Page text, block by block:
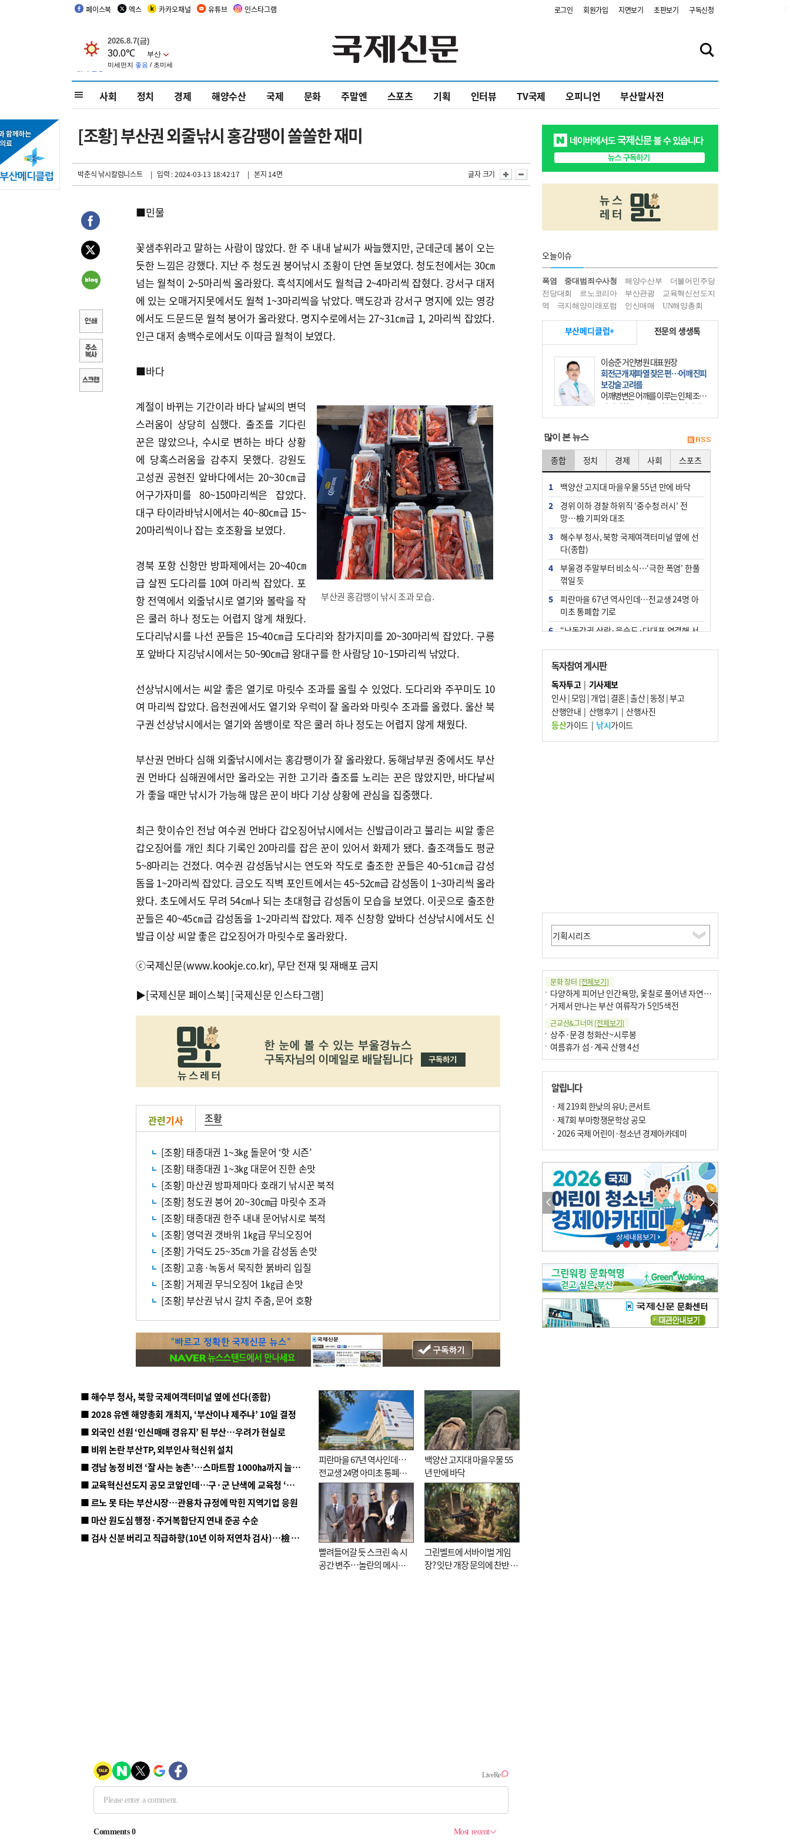
페이스북 엑스 카카오채널 유튜브 인스타그램 로그인 회원가입 지면보기 초판보기 구독신청
사회 정치 경제 해양수산 국제 문화 주말엔 스포츠 기획 인터뷰 TV국제 오피니언 부산말사전
[조황] 부산권 외줄낚시 홍감팽이 쏠쏠한 재미
박춘식 낚시칼럼니스트 | 입력 : 2024-03-13 18:42:17 | 본지 14면 글자 크기
■민물
꽃샘추위라고 말하는 사람이 많았다. 한 주 내내 날씨가 싸늘했지만, 군데군데 봄이 오는
듯한 느낌은 강했다. 지난 주 청도권 붕어낚시 조황이 단연 돋보였다. 청도천에서는 30㎝
넘는 월척이 2~5마리씩 올라왔다. 흑석지에서도 월척급 2~4마리씩 잡혔다. 강서구 대저
에 있는 오매거지못에서도 월척 1~3마리씩을 낚았다. 맥도강과 강서구 명지에 있는 영강
에서도 드문드문 월척 붕어가 올라왔다. 명지수로에서는 27~31㎝급 1, 2마리씩 잡았다.
인근 대저 송백수로에서도 이따금 월척이 보였다.
■바다
부산권 홍감팽이 낚시 조과 모습.
계절이 바뀌는 기간이라 바다 날씨의 변덕
스러움이 상당히 심했다. 출조를 기다린
꾼은 많았으나, 수시로 변하는 바다 상황
에 당혹스러움을 감추지 못했다. 강원도
고성권 공현진 앞바다에서는 20~30㎝급
어구가자미를 80~150마리씩은 잡았다.
대구 타이라바낚시에서는 40~80㎝급 15~
20마리씩이나 잡는 호조황을 보였다.
경북 포항 신항만 방파제에서는 20~40㎝
급 살찐 도다리를 10여 마리씩 잡았다. 포
항 전역에서 외줄낚시로 열기와 볼락을 작
은 쿨러 하나 정도는 어렵지 않게 채웠다.
도다리낚시를 나선 꾼들은 15~40㎝급 도다리와 참가지미를 20~30마리씩 잡았다. 구룡
포 앞바다 지깅낚시에서는 50~90㎝급 왕대구를 한 사람당 10~15마리씩 낚았다.
선상낚시에서는 씨알 좋은 열기로 마릿수 조과를 올릴 수 있었다. 도다리와 주꾸미도 10
여 마리씩 잡았다. 읍천권에서도 열기와 우럭이 잘 올라와 마릿수 조과를 올렸다. 울산 북
구권 선상낚시에서는 열기와 쏨뱅이로 작은 쿨러 하나 정도는 어렵지 않게 채웠다.
부산권 먼바다 심해 외줄낚시에서는 홍감팽이가 잘 올라왔다. 동해남부권 중에서도 부산
권 먼바다 심해권에서만 올라오는 귀한 고기라 출조를 노리는 꾼은 많았지만, 바다날씨
가 좋을 때만 낚시가 가능해 많은 꾼이 바다 기상 상황에 관심을 집중했다.
최근 핫이슈인 전남 여수권 먼바다 갑오징어낚시에서는 신발급이라고 불리는 씨알 좋은
갑오징어를 개인 최다 기록인 20마리를 잡은 꾼이 있어서 화제가 됐다. 출조객들도 평균
5~8마리는 건졌다. 여수권 감성돔낚시는 연도와 작도로 출조한 꾼들은 40~51㎝급 감성
돔을 1~2마리씩 잡았다. 금오도 직벽 포인트에서는 45~52㎝급 감성돔이 1~3마리씩 올라
왔다. 초도에서도 무려 54㎝나 되는 초대형급 감성돔이 모습을 보였다. 이곳으로 출조한
꾼들은 40~45㎝급 감성돔을 1~2마리씩 잡았다. 제주 신창항 앞바다 선상낚시에서도 신
발급 이상 씨알 좋은 갑오징어가 마릿수로 올라왔다.
ⓒ국제신문(www.kookje.co.kr), 무단 전재 및 재배포 금지
▶[국제신문 페이스북] [국제신문 인스타그램]
관련기사 조황
[조황] 태종대권 1~3㎏ 돌문어 ‘핫 시즌’
[조황] 태종대권 1~3㎏ 대문어 진한 손맛
[조황] 마산권 방파제마다 호래기 낚시꾼 북적
[조황] 청도권 붕어 20~30㎝급 마릿수 조과
[조황] 태종대권 한주 내내 문어낚시로 북적
[조황] 영덕권 갯바위 1㎏급 무늬오징어
[조황] 가덕도 25~35㎝ 가을 감성돔 손맛
[조황] 고흥·녹동서 묵직한 붉바리 입질
[조황] 거제권 무늬오징어 1㎏급 손맛
[조황] 부산권 낚시 갈치 주춤, 문어 호황
■ 해수부 청사, 북항 국제여객터미널 옆에 선다(종합)
■ 2028 유엔 해양총회 개최지, ‘부산이냐 제주냐’ 10일 결정
■ 외국인 선원 ‘인신매매 경유지’ 된 부산…우려가 현실로
■ 비위 논란 부산TP, 외부인사 혁신위 설치
■ 경남 농정 비전 ‘잘 사는 농촌’…스마트팜 1000㏊까지 늘린다
■ 교육혁신선도지 공모 코앞인데…구·군 난색에 교육청 ‘쩔쩔’
■ 르노 못 타는 부산시장…관용차 규정에 막힌 지역기업 응원
■ 마산 원도심 행정·주거복합단지 연내 준공 수순
■ 검사 신분 버리고 직급하향(10년 이하 저연차 검사)…檢 중수청행 기피
피란마을 67년 역사인데…
전교생 24명 아미초 통폐합
기로
백양산 고지대 마을우물 55
년 만에 바닥
빨려들어갈 듯 스크린 속 시
공간 변주…놀란의 메시지
그린벨트에 서바이벌 게임
장? 잇단 개장 문의에 찬반 논
오늘이슈
폭염 중대범죄수사청 해양수산부
더불어민주당
전당대회
르노코리아 부산관광
교육혁신선도지
역
극지해양미래포럼 인신매매 UN해양총회
부산메디클럽+ 전문의 생생톡
이승준 거인병원 대표원장
회전근개 재파열 잦은 편…어깨 진피
보강술 고려를
어깨병변은 어깨를 이루는 인체 조직
에 발생하는 손상을 말한다. 여기에
는 오십견과 회전근개 증후군, 어깨
많이 본 뉴스
종합 정치 경제 사회 스포츠
1
백양산 고지대 마을우물 55년 만에 바닥
2
경위 이하 경찰 하위직 ‘중수청 러시’ 전
망…檢 기피와 대조
3
해수부 청사, 북항 국제여객터미널 옆에 선
다(종합)
4
부울경 주말부터 비소식…‘극한 폭염’ 한풀
꺾일 듯
5
피란마을 67년 역사인데…전교생 24명 아
미초 통폐합 기로
6
“낙동강권 삼락·을숙도·다대포 연결해 서
7
오늘의 날씨- 2026년 8월 7일
8
외국인 선원 ‘인신매매 경유지’ 된 부산…
우려가 현실로
9
[사설] 해수부 신청사 북항으로 확정, 해양
수도 도약의 전환점
10 르노 못 타는 부산시장…관용차 규정에 막
독자참여 게시판
독자투고| 기사제보
인사|모임 | 개업 | 결혼|출산|동정 |부고
산행안내 | 산행후기 | 산행사진
등산가이드| 낚시가이드
문화 장터 [전체보기]
다양하게 피어난 인간욕망, 옻칠로 풀어낸 자연의 이치
거제서 만나는 부산 여류작가 5인5색전
근교산&그너머 [전체보기]
상주·문경 청화산~시루봉
여름휴가 섬·계곡 산행 4선
알립니다
· 제 219회 한낮의 유U; 콘서트
· 제7회 부마항쟁문학상 공모
· 2026 국제 어린이·청소년 경제아카데미